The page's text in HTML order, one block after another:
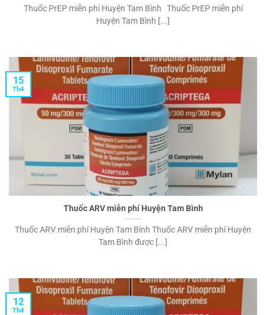
Thuốc PrEP miễn phí Huyện Tam Bình Thuốc PrEP miễn phí
Huyện Tam Bình [...]
Thuốc ARV miễn phí Huyện Tam Bình
Thuốc ARV miễn phí Huyện Tam Bình Thuốc ARV miễn phí Huyện
Tam Bình được [...]
15
Th4
12
Th4